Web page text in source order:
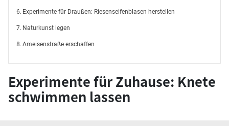
Experimente für Draußen: Riesenseifenblasen herstellen
Naturkunst legen
Ameisenstraße erschaffen
Experimente für Zuhause: Knete
schwimmen lassen